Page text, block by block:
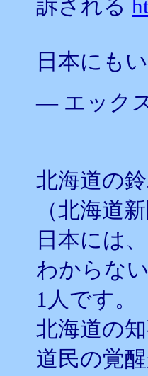
訴される
日本にも
— エック
北海道の
（北海道新
日本には
わからな
1人です。
北海道の
道民の覚